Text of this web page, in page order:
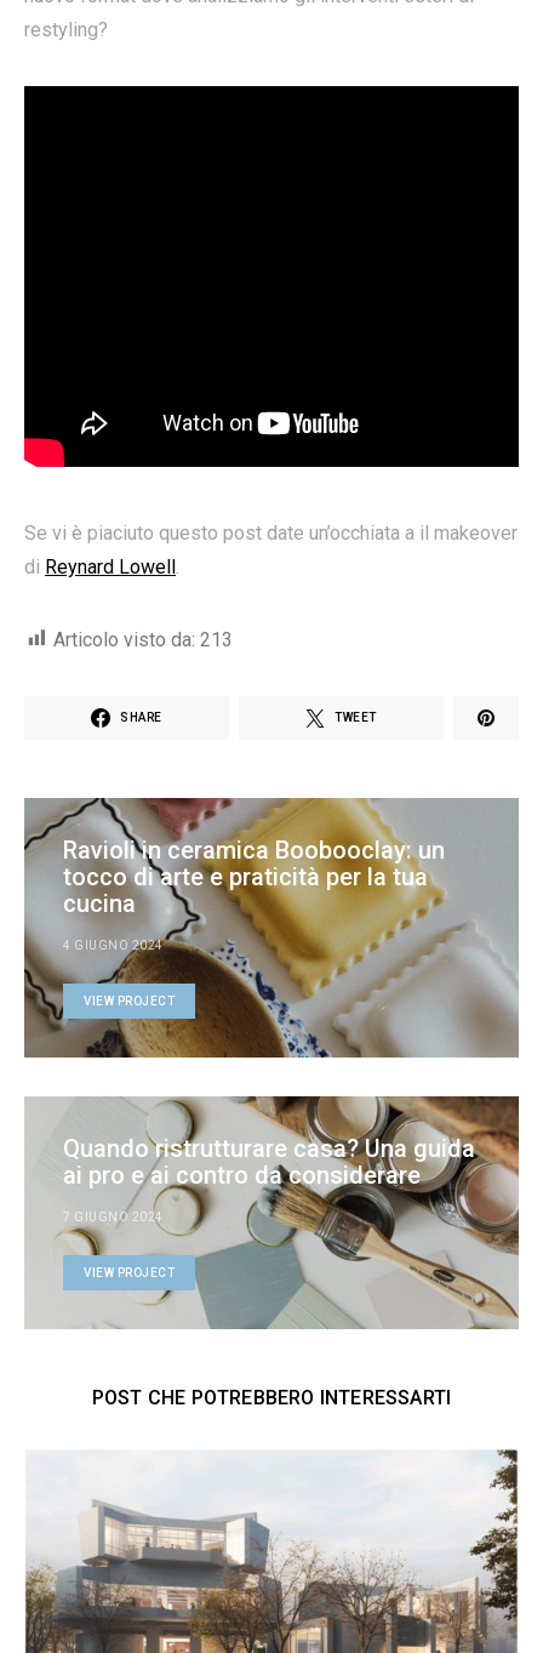
restyling?
Se vi è piaciuto questo post date un’occhiata a il makeover
di Reynard Lowell
Articolo visto da: 213
SHARE TWEET
Ravioli in ceramica Boobooclay: un
tocco di arte e praticità per la tua
cucina
4 GIUGNO 2024
VIEW PROJECT
Quando ristrutturare casa? Una guida
ai pro e ai contro da considerare
7 GIUGNO 2024
VIEW PROJECT
POST CHE POTREBBERO INTERESSARTI